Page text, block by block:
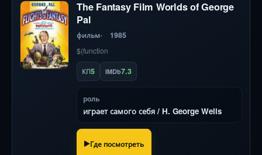
The Fantasy Film Worlds of George
Pal
фильм 1985
$(function
КП5 IMDb7.3
роль
играет самого себя / H. George Wells
Где посмотреть